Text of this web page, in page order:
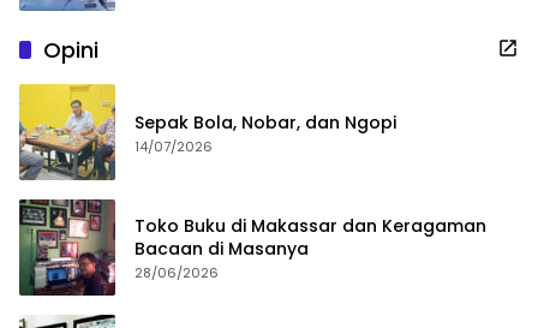
Opini
Sepak Bola, Nobar, dan Ngopi
14/07/2026
Toko Buku di Makassar dan Keragaman
Bacaan di Masanya
28/06/2026